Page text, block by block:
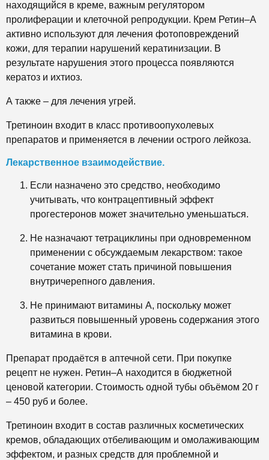
находящийся в креме, важным регулятором
пролиферации и клеточной репродукции. Крем Ретин–А
активно используют для лечения фотоповреждений
кожи, для терапии нарушений кератинизации. В
результате нарушения этого процесса появляются
кератоз и ихтиоз.
А также – для лечения угрей.
Третиноин входит в класс противоопухолевых
препаратов и применяется в лечении острого лейкоза.
Лекарственное взаимодействие.
Если назначено это средство, необходимо
учитывать, что контрацептивный эффект
прогестеронов может значительно уменьшаться.
Не назначают тетрациклины при одновременном
применении с обсуждаемым лекарством: такое
сочетание может стать причиной повышения
внутричерепного давления.
Не принимают витамины А, поскольку может
развиться повышенный уровень содержания этого
витамина в крови.
Препарат продаётся в аптечной сети. При покупке
рецепт не нужен. Ретин–А находится в бюджетной
ценовой категории. Стоимость одной тубы объёмом 20 г
– 450 руб и более.
Третиноин входит в состав различных косметических
кремов, обладающих отбеливающим и омолаживающим
эффектом, и разных средств для проблемной и